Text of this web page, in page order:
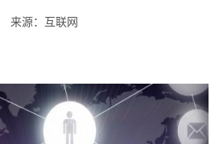
来源：互联网